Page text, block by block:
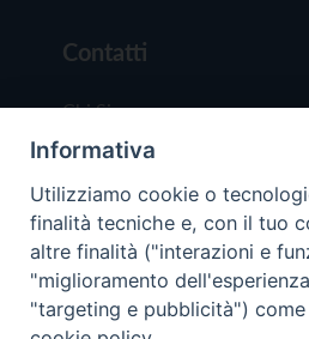
Contatti
Chi Siamo
Redazione
Scrivici
Informativa
Utilizziamo cookie o
finalità tecniche e, con il tuo
altre finalità ("interazioni e
"miglioramento
"targeting e pubblicità")